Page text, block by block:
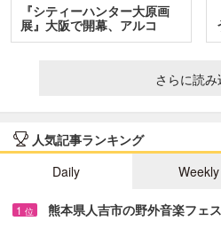
『シティーハンター大原画
展』大阪で開幕、アルコ
＆…
さらに読み
人気記事ランキング
Daily
Weekly
1 位 熊本県人吉市の野外音楽フ